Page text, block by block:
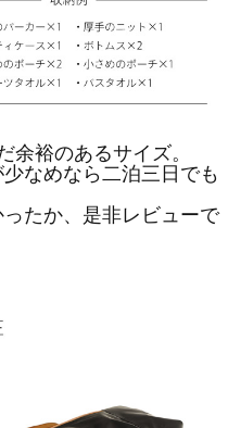
余裕のあるサイズ。
なめなら二泊三日でも
たか、是非レビューで